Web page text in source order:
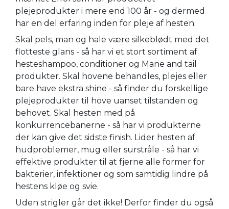
plejeprodukter i mere end 100 år - og dermed
har en del erfaring inden for pleje af hesten.
Skal pels, man og hale være silkeblødt med det
flotteste glans - så har vi et stort sortiment af
hesteshampoo, conditioner og Mane and tail
produkter. Skal hovene behandles, plejes eller
bare have ekstra shine - så finder du forskellige
plejeprodukter til hove uanset tilstanden og
behovet. Skal hesten med på
konkurrencebanerne - så har vi produkterne
der kan give det sidste finish. Lider hesten af
hudproblemer, mug eller surstråle - så har vi
effektive produkter til at fjerne alle former for
bakterier, infektioner og som samtidig lindre på
hestens kløe og svie.
Uden strigler går det ikke! Derfor finder du også